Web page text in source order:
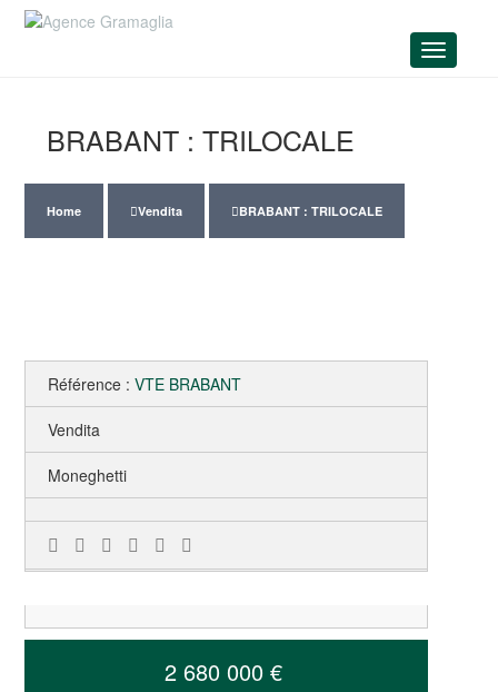
Menu
BRABANT : TRILOCALE
Home Vendita BRABANT : TRILOCALE
Référence :VTE BRABANT
Vendita
Moneghetti
2 680 000 €